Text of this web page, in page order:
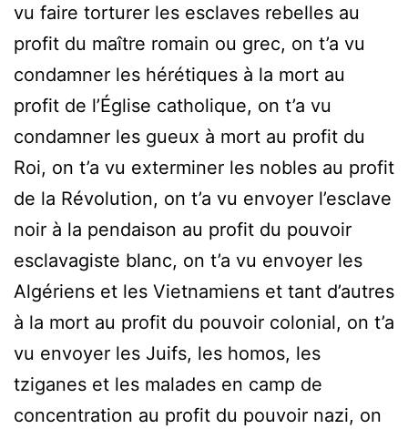
vu faire torturer les esclaves rebelles au
profit du maître romain ou grec, on t’a vu
condamner les hérétiques à la mort au
profit de l’Église catholique, on t’a vu
condamner les gueux à mort au profit du
Roi, on t’a vu exterminer les nobles au profit
de la Révolution, on t’a vu envoyer l’esclave
noir à la pendaison au profit du pouvoir
esclavagiste blanc, on t’a vu envoyer les
Algériens et les Vietnamiens et tant d’autres
à la mort au profit du pouvoir colonial, on t’a
vu envoyer les Juifs, les homos, les
tziganes et les malades en camp de
concentration au profit du pouvoir nazi, on